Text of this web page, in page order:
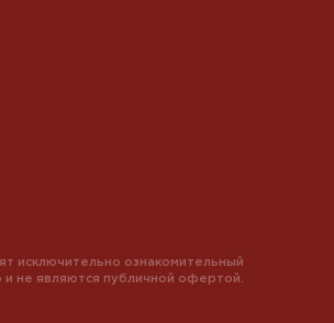
исключительно ознакомительный
и не являются публичной офертой.